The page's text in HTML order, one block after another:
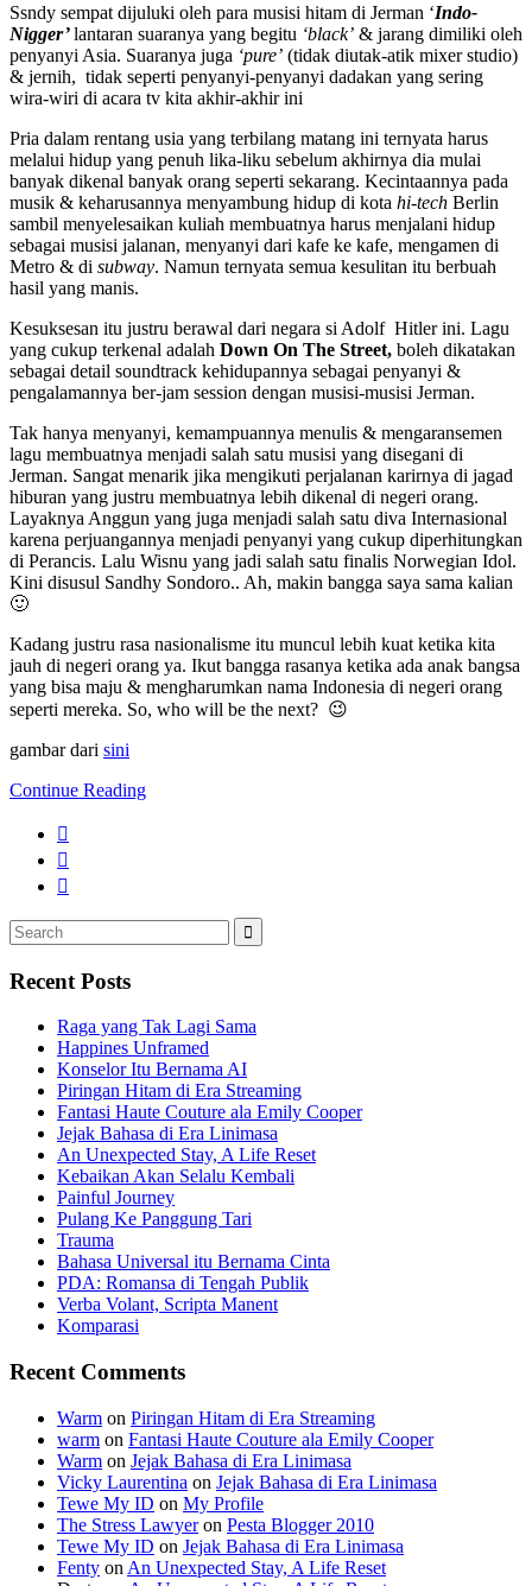
Ssndy sempat dijuluki oleh para musisi hitam di Jerman ‘Indo-
Nigger’lantaran suaranya yang begitu ‘black’ & jarang dimiliki oleh
penyanyi Asia. Suaranya juga ‘pure’ (tidak diutak-atik mixer studio)
& jernih, tidak seperti penyanyi-penyanyi dadakan yang sering
wira-wiri di acara tv kita akhir-akhir ini
Pria dalam rentang usia yang terbilang matang ini ternyata harus
melalui hidup yang penuh lika-liku sebelum akhirnya dia mulai
banyak dikenal banyak orang seperti sekarang. Kecintaannya pada
musik & keharusannya menyambung hidup di kota hi-tech Berlin
sambil menyelesaikan kuliah membuatnya harus menjalani hidup
sebagai musisi jalanan, menyanyi dari kafe ke kafe, mengamen di
Metro & di subway. Namun ternyata semua kesulitan itu berbuah
hasil yang manis.
Kesuksesan itu justru berawal dari negara si Adolf Hitler ini. Lagu
yang cukup terkenal adalah Down On The Street, boleh dikatakan
sebagai detail soundtrack kehidupannya sebagai penyanyi &
pengalamannya ber-jam session dengan musisi-musisi Jerman.
Tak hanya menyanyi, kemampuannya menulis & mengaransemen
lagu membuatnya menjadi salah satu musisi yang disegani di
Jerman. Sangat menarik jika mengikuti perjalanan karirnya di jagad
hiburan yang justru membuatnya lebih dikenal di negeri orang.
Layaknya Anggun yang juga menjadi salah satu diva Internasional
karena perjuangannya menjadi penyanyi yang cukup diperhitungkan
di Perancis. Lalu Wisnu yang jadi salah satu finalis Norwegian Idol.
Kini disusul Sandhy Sondoro.. Ah, makin bangga saya sama kalian
🙂
Kadang justru rasa nasionalisme itu muncul lebih kuat ketika kita
jauh di negeri orang ya. Ikut bangga rasanya ketika ada anak bangsa
yang bisa maju & mengharumkan nama Indonesia di negeri orang
seperti mereka. So, who will be the next? 😉
gambar dari sini
Continue Reading
Search
for:
Recent Posts
Raga yang Tak Lagi Sama
Happines Unframed
Konselor Itu Bernama AI
Piringan Hitam di Era Streaming
Fantasi Haute Couture ala Emily Cooper
Jejak Bahasa di Era Linimasa
An Unexpected Stay, A Life Reset
Kebaikan Akan Selalu Kembali
Painful Journey
Pulang Ke Panggung Tari
Trauma
Bahasa Universal itu Bernama Cinta
PDA: Romansa di Tengah Publik
Verba Volant, Scripta Manent
Komparasi
Recent Comments
Warm on Piringan Hitam di Era Streaming
warm on Fantasi Haute Couture ala Emily Cooper
Warm on Jejak Bahasa di Era Linimasa
Vicky Laurentina on Jejak Bahasa di Era Linimasa
Tewe My ID on My Profile
The Stress Lawyeron Pesta Blogger 2010
Tewe My ID on Jejak Bahasa di Era Linimasa
Fenty on An Unexpected Stay, A Life Reset